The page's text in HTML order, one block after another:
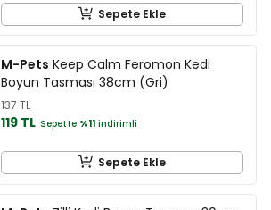
Sepete Ekle
M-Pets Keep Calm Feromon Kedi
Boyun Tasması 38cm (Gri)
137 TL
119 TL Sepette %11 indirimli
Sepete Ekle